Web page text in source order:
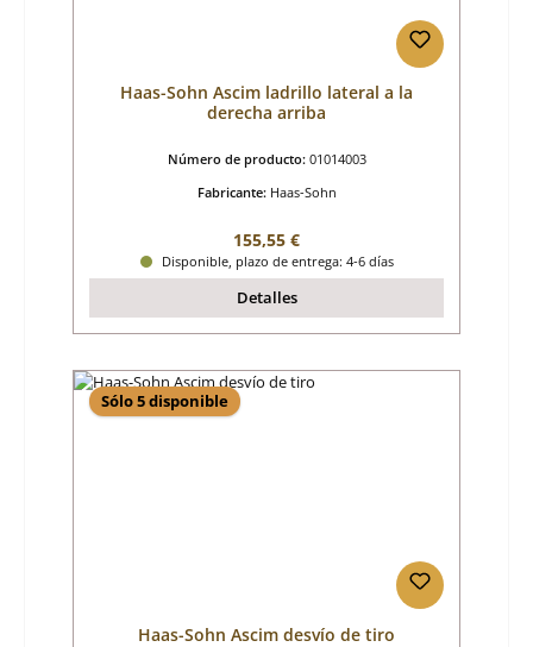
Haas-Sohn Ascim ladrillo lateral a la
derecha arriba
Número de producto: 01014003
Fabricante: Haas-Sohn
Precio normal:
155,55 €
Disponible, plazo de entrega: 4-6 días
Detalles
Sólo 5 disponible
Haas-Sohn Ascim desvío de tiro